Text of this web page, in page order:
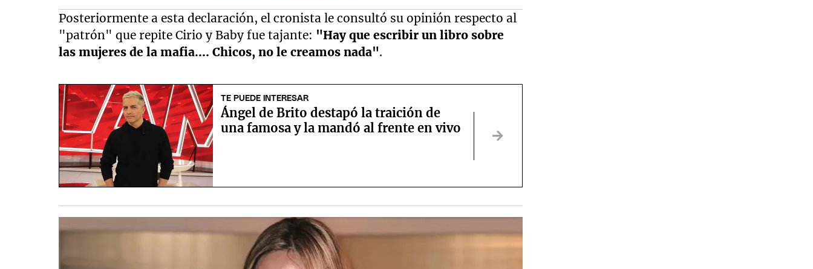
Posteriormente a esta declaración, el cronista le consultó su opinión respecto al
"patrón" que repite Cirio y Baby fue tajante: "Hay que escribir un libro sobre
las mujeres de la mafia.... Chicos, no le creamos nada".
TE PUEDE INTERESAR
Ángel de Brito destapó la traición de
una famosa y la mandó al frente en vivo